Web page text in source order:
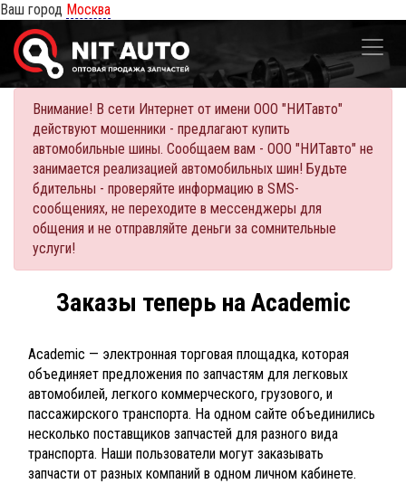
Ваш город Москва
Внимание! В сети Интернет от имени ООО "НИТавто"
действуют мошенники - предлагают купить
автомобильные шины. Сообщаем вам - ООО "НИТавто" не
занимается реализацией автомобильных шин! Будьте
бдительны - проверяйте информацию в SMS-
сообщениях, не переходите в мессенджеры для
общения и не отправляйте деньги за сомнительные
услуги!
Заказы теперь на Academic
Academic — электронная торговая площадка, которая
объединяет предложения по запчастям для легковых
автомобилей, легкого коммерческого, грузового, и
пассажирского транспорта. На одном сайте объединились
несколько поставщиков запчастей для разного вида
транспорта. Наши пользователи могут заказывать
запчасти от разных компаний в одном личном кабинете.